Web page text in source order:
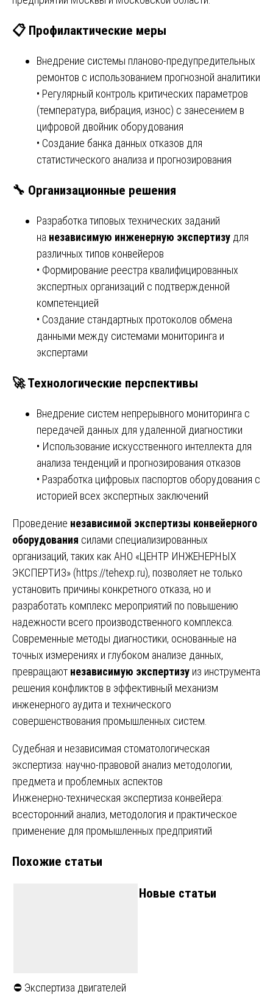
📋 Профилактические меры
Внедрение системы планово-предупредительных
ремонтов с использованием прогнозной аналитики
• Регулярный контроль критических параметров
(температура, вибрация, износ) с занесением в
цифровой двойник оборудования
• Создание банка данных отказов для
статистического анализа и прогнозирования
🔧 Организационные решения
Разработка типовых технических заданий
на независимую инженерную экспертизу для
различных типов конвейеров
• Формирование реестра квалифицированных
экспертных организаций с подтвержденной
компетенцией
• Создание стандартных протоколов обмена
данными между системами мониторинга и
экспертами
🚀 Технологические перспективы
Внедрение систем непрерывного мониторинга с
передачей данных для удаленной диагностики
• Использование искусственного интеллекта для
анализа тенденций и прогнозирования отказов
• Разработка цифровых паспортов оборудования с
историей всех экспертных заключений
Проведение независимой экспертизы конвейерного
оборудования силами специализированных
организаций, таких как АНО «ЦЕНТР ИНЖЕНЕРНЫХ
ЭКСПЕРТИЗ» (https://tehexp.ru), позволяет не только
установить причины конкретного отказа, но и
разработать комплекс мероприятий по повышению
надежности всего производственного комплекса.
Современные методы диагностики, основанные на
точных измерениях и глубоком анализе данных,
превращают независимую экспертизу из инструмента
решения конфликтов в эффективный механизм
инженерного аудита и технического
совершенствования промышленных систем.
Навигация
по
записям
Судебная и независимая стоматологическая
экспертиза: научно-правовой анализ методологии,
предмета и проблемных аспектов
Инженерно-техническая экспертиза конвейера:
всесторонний анализ, методология и практическое
применение для промышленных предприятий
Похожие статьи
⛔ Экспертиза двигателей
Новые статьи